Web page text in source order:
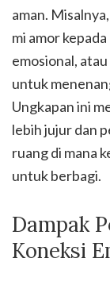
aman.
mi amor
emosional,
untuk
Ungkapan ini
lebih jujur dan
ruang di mana
untuk berbagi.
Dampak
Koneksi